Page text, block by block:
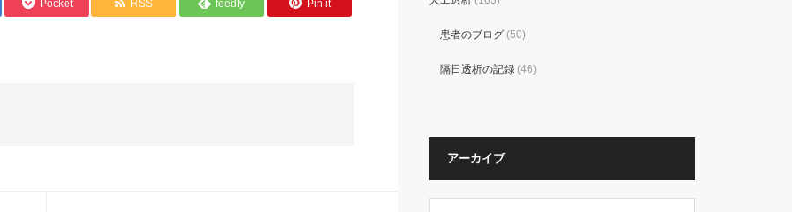
Pocket RSS feedly Pin it
患者のブログ(50)
隔日透析の記録(46)
アーカイブ